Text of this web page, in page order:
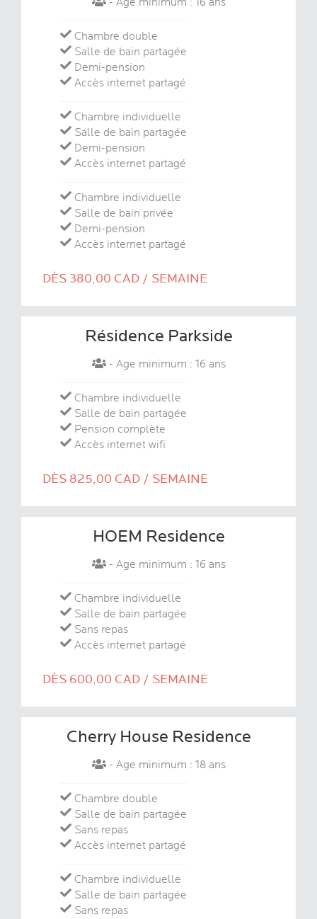
Chambre double
Salle de bain partagée
Demi-pension
Accès internet partagé
Chambre individuelle
Salle de bain partagée
Demi-pension
Accès internet partagé
Chambre individuelle
Salle de bain privée
Demi-pension
Accès internet partagé
DÈS 380,00 CAD / SEMAINE
Résidence Parkside
- Age minimum : 16 ans
Chambre individuelle
Salle de bain partagée
Pension complète
Accès internet wifi
DÈS 825,00 CAD / SEMAINE
HOEM Residence
- Age minimum : 16 ans
Chambre individuelle
Salle de bain partagée
Sans repas
Accès internet partagé
DÈS 600,00 CAD / SEMAINE
Cherry House Residence
- Age minimum : 18 ans
Chambre double
Salle de bain partagée
Sans repas
Accès internet partagé
Chambre individuelle
Salle de bain partagée
Sans repas